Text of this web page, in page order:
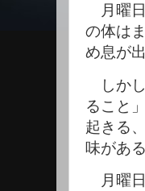
月曜日
の体は
め息が
しかし
ること
起きる
味がある
月曜日